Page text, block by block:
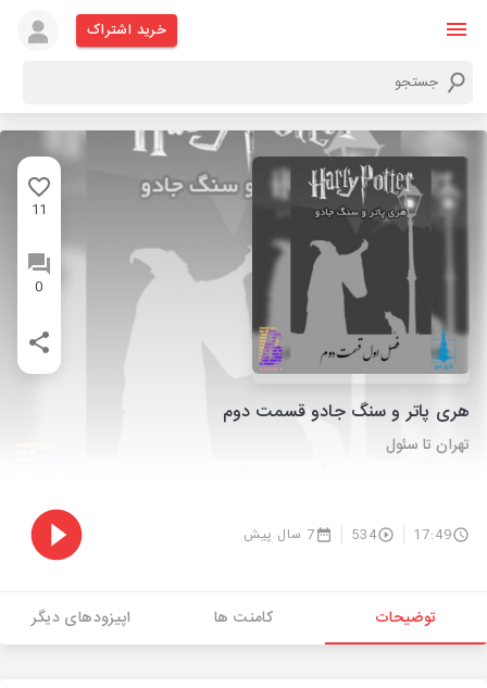
خرید اشتراک
11
0
هری پاتر و سنگ جادو قسمت دوم
تهران تا سئول
17:49
534 7 سال پیش
توضیحات کامنت ها اپیزودهای دیگر